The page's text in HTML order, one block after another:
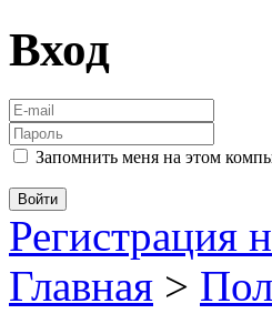
Вход
Запомнить меня на этом
Регистрация
Главная >